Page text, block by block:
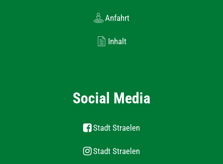
Anfahrt
Inhalt
Social Media
Stadt Straelen
Stadt Straelen